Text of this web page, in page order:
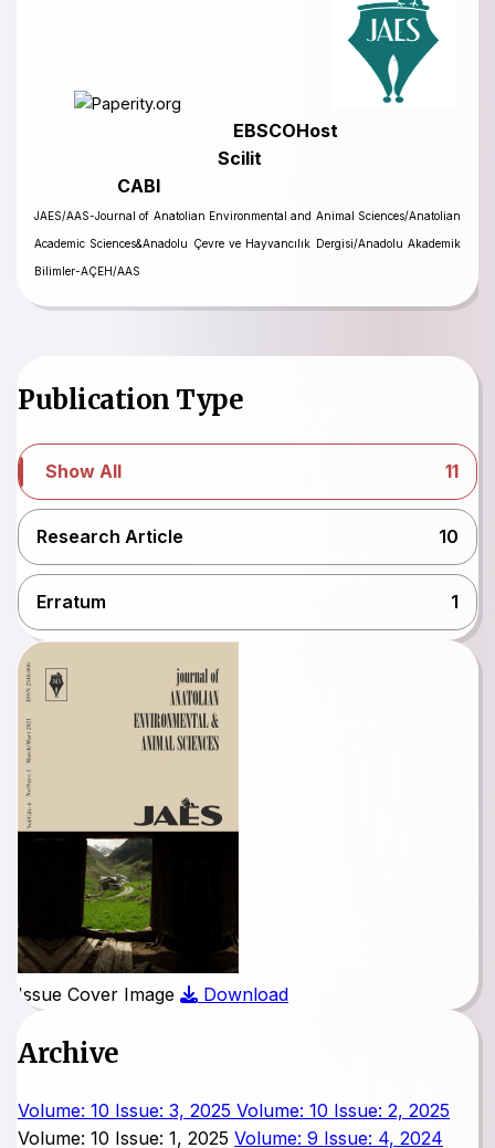
EBSCOHost
Scilit
CABI
JAES/AAS-Journal of Anatolian Environmental and Animal Sciences/Anatolian
Academic Sciences&Anadolu Çevre ve Hayvancılık Dergisi/Anadolu Akademik
Bilimler-AÇEH/AAS
Publication Type
Show All 11
Research Article 10
Erratum 1
Issue Cover Image Download
Archive
Volume: 10 Issue: 3, 2025 Volume: 10 Issue: 2, 2025
Volume: 10 Issue: 1, 2025 Volume: 9 Issue: 4, 2024